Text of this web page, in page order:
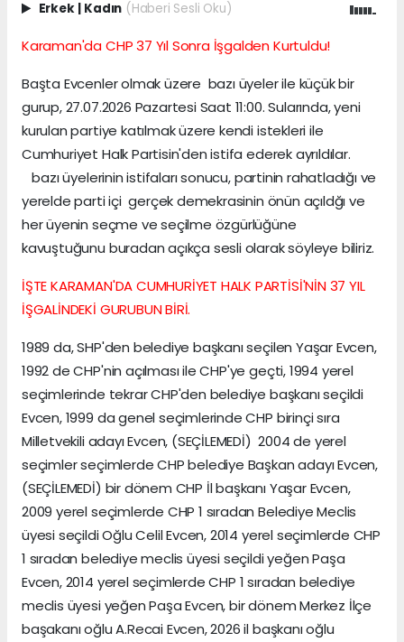
Erkek | Kadın (Haberi Sesli Oku)
Karaman'da CHP 37 Yıl Sonra İşgalden Kurtuldu!
Başta Evcenler olmak üzere bazı üyeler ile küçük bir
gurup, 27.07.2026 Pazartesi Saat 11:00. Sularında, yeni
kurulan partiye katılmak üzere kendi istekleri ile
Cumhuriyet Halk Partisin'den istifa ederek ayrıldılar.
bazı üyelerinin istifaları sonucu, partinin rahatladığı ve
yerelde parti içi gerçek demekrasinin önün açıldğı ve
her üyenin seçme ve seçilme özgürlüğüne
kavuştuğunu buradan açıkça sesli olarak söyleye biliriz.
İŞTE KARAMAN'DA CUMHURİYET HALK PARTİSİ'NİN 37 YIL
İŞGALİNDEKİ GURUBUN BİRİ.
1989 da, SHP'den belediye başkanı seçilen Yaşar Evcen,
1992 de CHP'nin açılması ile CHP'ye geçti, 1994 yerel
seçimlerinde tekrar CHP'den belediye başkanı seçildi
Evcen, 1999 da genel seçimlerinde CHP birinçi sıra
Milletvekili adayı Evcen, (SEÇİLEMEDİ) 2004 de yerel
seçimler seçimlerde CHP belediye Başkan adayı Evcen,
(SEÇİLEMEDİ) bir dönem CHP İl başkanı Yaşar Evcen,
2009 yerel seçimlerde CHP 1 sıradan Belediye Meclis
üyesi seçildi Oğlu Celil Evcen, 2014 yerel seçimlerde CHP
1 sıradan belediye meclis üyesi seçildi yeğen Paşa
Evcen, 2014 yerel seçimlerde CHP 1 sıradan belediye
meclis üyesi yeğen Paşa Evcen, bir dönem Merkez İlçe
başakanı oğlu A.Recai Evcen, 2026 il başkanı oğlu